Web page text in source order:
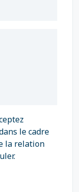
le cadre
la relation